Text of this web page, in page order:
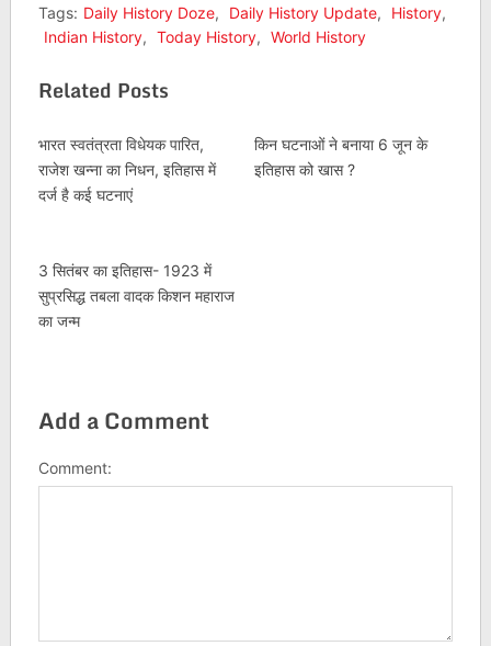
Tags: Daily History Doze, Daily History Update, History,
Indian History, Today History, World History
Related Posts
भारत स्वतंत्रता विधेयक पारित,
राजेश खन्‍ना का निधन, इतिहास में
दर्ज है कई घटनाएं
किन घटनाओं ने बनाया 6 जून के
इतिहास को खास ?
3 सितंबर का इतिहास- 1923 में
सुप्रसिद्ध तबला वादक किशन महाराज
का जन्म
Add a Comment
Comment: